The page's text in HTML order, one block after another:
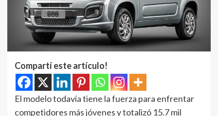
Compartí este artículo!
El modelo todavía tiene la fuerza para enfrentar
competidores más jóvenes y totalizó 15.7 mil